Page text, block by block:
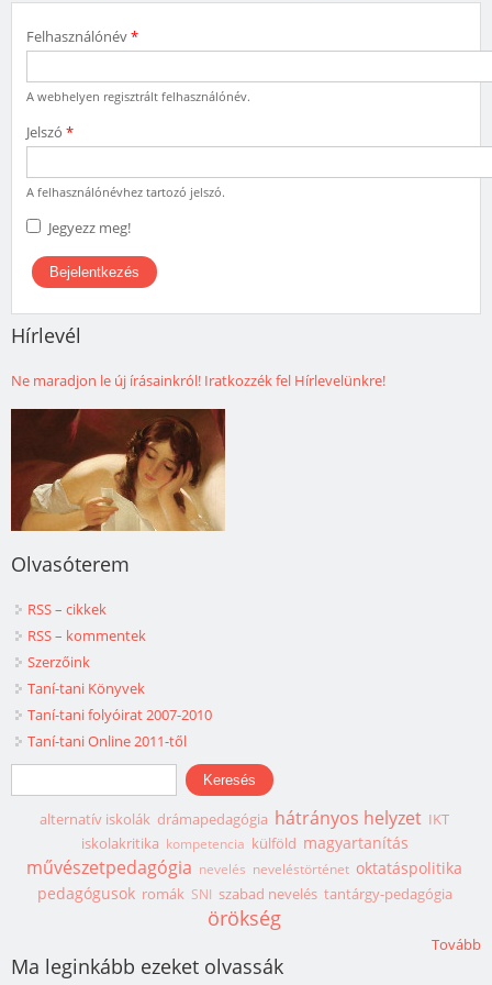
Felhasználónév*
A webhelyen regisztrált felhasználónév.
Jelszó *
A felhasználónévhez tartozó jelszó.
Jegyezz meg!
Hírlevél
Ne maradjon le új írásainkról! Iratkozzék fel Hírlevelünkre!
Olvasóterem
RSS – cikkek
RSS – kommentek
Szerzőink
Taní-tani Könyvek
Taní-tani folyóirat 2007-2010
Taní-tani Online 2011-től
Keresés űrlap
Keresés
alternatív iskolák drámapedagógia hátrányos helyzet IKT
iskolakritika kompetencia külföld magyartanítás
művészetpedagógia nevelés neveléstörténet oktatáspolitika
pedagógusok romák SNI szabad nevelés tantárgy-pedagógia
örökség
Tovább
Ma leginkább ezeket olvassák